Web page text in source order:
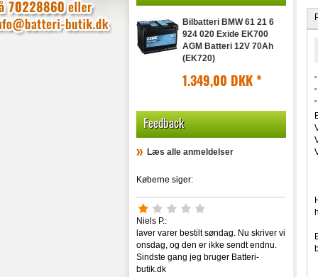
Bilbatteri BMW 61 21 6
924 020 Exide EK700
AGM Batteri 12V 70Ah
(EK720)
1.349,00 DKK*
Feedback
Læs alle anmeldelser
Køberne siger:
Niels P.:
laver varer bestilt søndag. Nu skriver vi
onsdag, og den er ikke sendt endnu.
Sindste gang jeg bruger Batteri-
butik.dk